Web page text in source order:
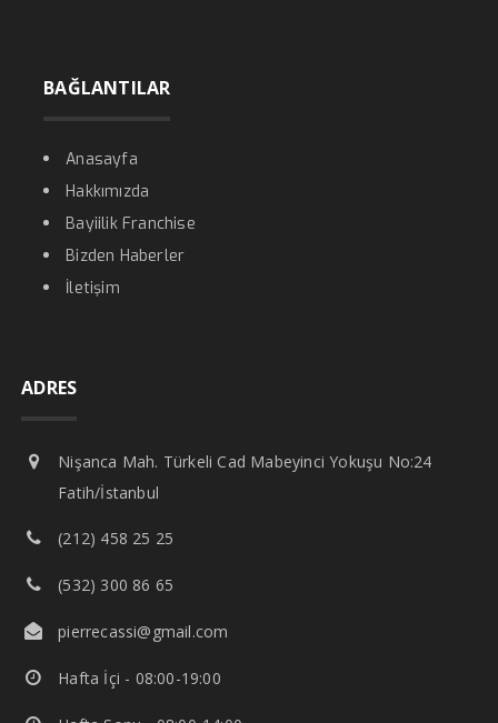
BAĞLANTILAR
Anasayfa
Hakkımızda
Bayiilik Franchise
Bizden Haberler
İletişim
ADRES
Nişanca Mah. Türkeli Cad Mabeyinci Yokuşu No:24
Fatih/İstanbul
(212) 458 25 25
(532) 300 86 65
pierrecassi@gmail.com
Hafta İçi - 08:00-19:00